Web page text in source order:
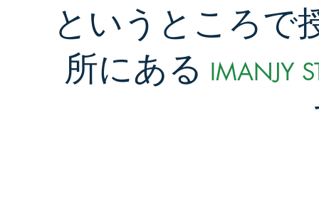
というところで
所にある IMANJY